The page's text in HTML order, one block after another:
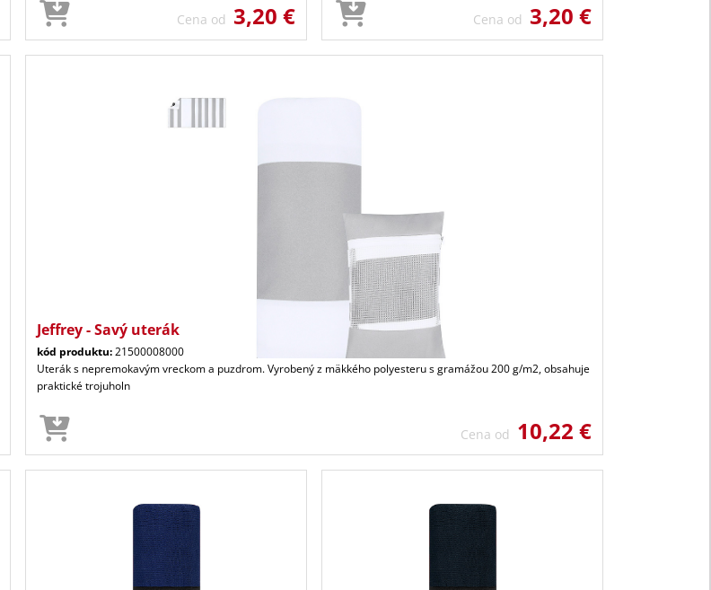
Cena od 3,20 € Cena od 3,20 €
Jeffrey - Savý uterák
kód produktu:21500008000
Uterák s nepremokavým vreckom a puzdrom. Vyrobený z mäkkého polyesteru s gramážou 200 g/m2, obsahuje
praktické trojuholn
Cena od 10,22 €